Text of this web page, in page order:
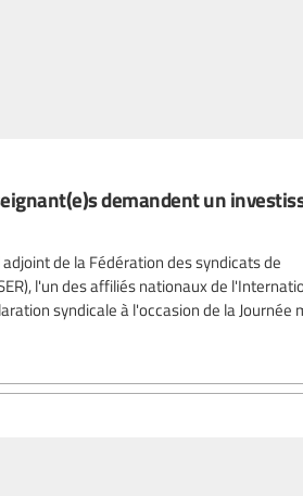
demandent un
de la Fédération des syndicats de
l'un des affiliés nationaux de
syndicale à l'occasion de la Journée